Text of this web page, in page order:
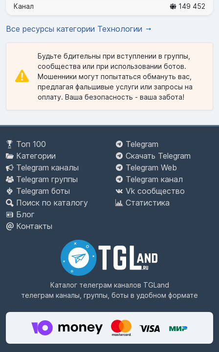
Канал 149 452
Все ресурсы категории Технологии
Будьте бдительны при вступлении в группы,
сообщества или при использовании ботов.
Мошенники могут попытаться обмануть вас,
предлагая фальшивые услуги или запросы на
оплату. Ваша безопасность - ваша забота!
Топ 100
Категории
Telegram каналы
Telegram группы
Telegram боты
Поиск по каталогу
Блог
Контакты
Telegram
Скачать Telegram
Telegram Web
Telegram канал
Vk сообщество
Статистика
Каталог телеграм каналов TGLand
телеграм каналы, группы, боты в удобном формате